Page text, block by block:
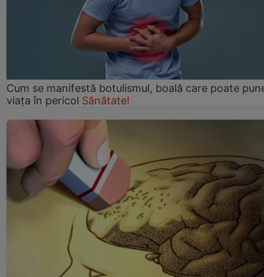
Cum se manifestă botulismul, boală care poate
viaţa în pericol Sănătate!